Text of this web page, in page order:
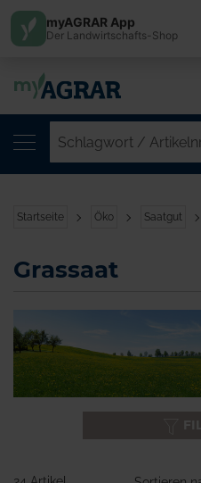
Startseite Öko Saatgut
Grassaat
myAGRAR App
Der Landwirtschafts-Shop